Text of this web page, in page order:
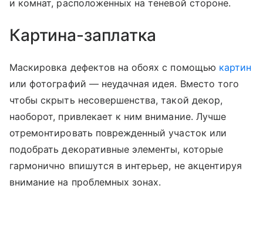
и комнат, расположенных на теневой стороне.
Картина-заплатка
Маскировка дефектов на обоях с помощью картин
или фотографий — неудачная идея. Вместо того
чтобы скрыть несовершенства, такой декор,
наоборот, привлекает к ним внимание. Лучше
отремонтировать поврежденный участок или
подобрать декоративные элементы, которые
гармонично впишутся в интерьер, не акцентируя
внимание на проблемных зонах.